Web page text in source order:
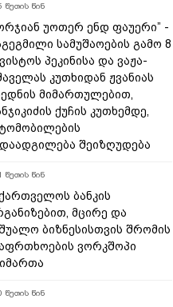
წუთის წინ
უოთერ ენდ ფაუერი” -
სამუშაოების გამო 8
პეკინისა და ვაჟა-
კუთხიდან ჟვანიას
მიმართულებით,
ქუჩის კუთხემდე,
შეიზღუდება
წუთის წინ
ბანკის
მცირე და
ბიზნესისთვის შრომის
ვორკშოპი
წუთის წინ